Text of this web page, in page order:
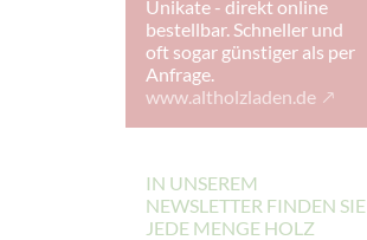
Unikate - direkt online
bestellbar. Schneller und
oft sogar günstiger als per
Anfrage.
www.altholzladen.de
IN UNSEREM
NEWSLETTER FINDEN SIE
JEDE MENGE HOLZ